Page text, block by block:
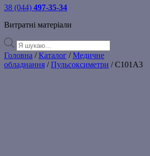
38 (044) 497-35-34
Витратні матеріали
Products
search
Головна /Каталог /Медичне
обладнання /Пульсоксиметри / С101A3